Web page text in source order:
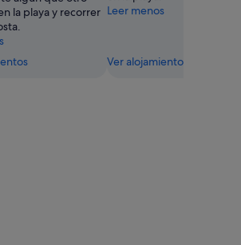
la playa y recorrer Leer menos
Ver alojamientos